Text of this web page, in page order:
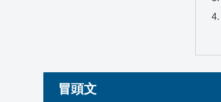
冒頭文